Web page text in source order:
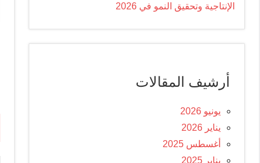
الإنتاجية وتحقيق النمو في 2026
أرشيف المقالات
يونيو 2026
يناير 2026
أغسطس 2025
يناير 2025